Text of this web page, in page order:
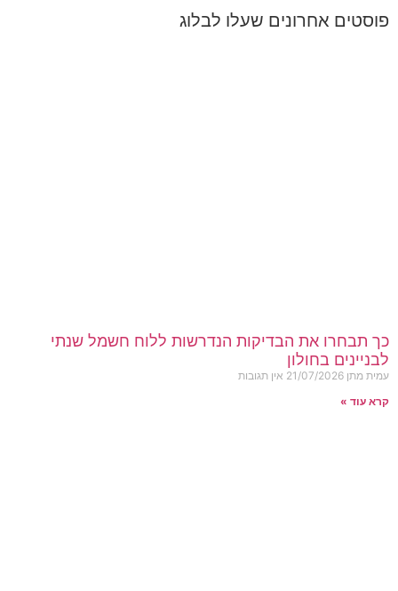
פוסטים אחרונים שעלו לבלוג
כך תבחרו את הבדיקות הנדרשות ללוח חשמל שנתי
לבניינים בחולון
עמית מתן 21/07/2026 אין תגובות
קרא עוד »